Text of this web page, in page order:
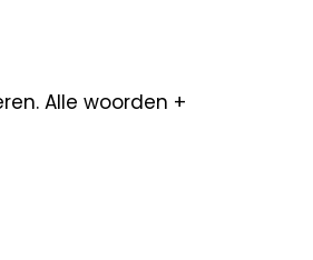
Alle woorden +